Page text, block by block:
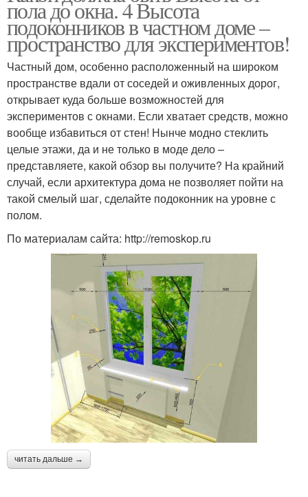
пола до окна. 4 Высота
подоконников в частном доме –
пространство для экспериментов!
Частный дом, особенно расположенный на широком
пространстве вдали от соседей и оживленных дорог,
открывает куда больше возможностей для
экспериментов с окнами. Если хватает средств, можно
вообще избавиться от стен! Нынче модно стеклить
целые этажи, да и не только в моде дело –
представляете, какой обзор вы получите? На крайний
случай, если архитектура дома не позволяет пойти на
такой смелый шаг, сделайте подоконник на уровне с
полом.
По материалам сайта: http://remoskop.ru
читать дальше →